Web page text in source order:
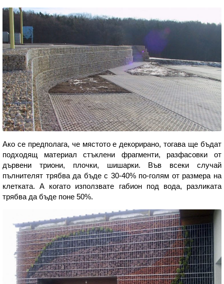
Ако се предполага, че мястото е декорирано, тогава ще бъдат
подходящ материал стъклени фрагменти, разфасовки от
дървени триони, плочки, шишарки. Във всеки случай
пълнителят трябва да бъде с 30-40% по-голям от размера на
клетката. А когато използвате габион под вода, разликата
трябва да бъде поне 50%.